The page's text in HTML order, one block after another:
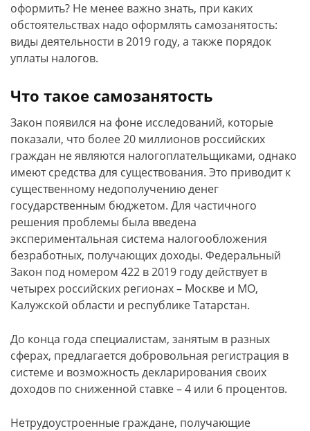
оформить? Не менее важно знать, при каких
обстоятельствах надо оформлять самозанятость:
виды деятельности в 2019 году, а также порядок
уплаты налогов.
Что такое самозанятость
Закон появился на фоне исследований, которые
показали, что более 20 миллионов российских
граждан не являются налогоплательщиками, однако
имеют средства для существования. Это приводит к
существенному недополучению денег
государственным бюджетом. Для частичного
решения проблемы была введена
экспериментальная система налогообложения
безработных, получающих доходы. Федеральный
Закон под номером 422 в 2019 году действует в
четырех российских регионах – Москве и МО,
Калужской области и республике Татарстан.
До конца года специалистам, занятым в разных
сферах, предлагается добровольная регистрация в
системе и возможность декларирования своих
доходов по сниженной ставке – 4 или 6 процентов.
Нетрудоустроенные граждане, получающие